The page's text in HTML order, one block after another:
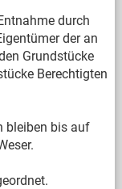
durch
der an
Grundstücke
Berechtigten
bleiben bis auf